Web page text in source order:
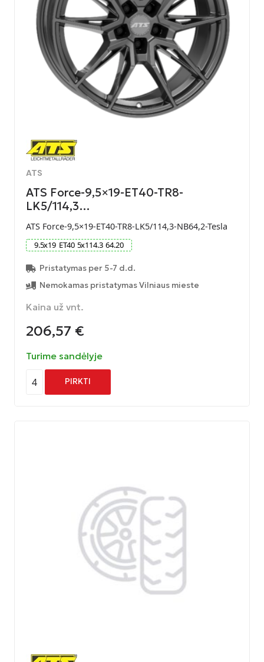
ATS
ATS Force-9,5×19-ET40-TR8-
LK5/114,3…
ATS Force-9,5×19-ET40-TR8-LK5/114,3-NB64,2-Tesla
9.5x19 ET40 5x114.3 64.20
Pristatymas per 5-7 d.d.
Nemokamas pristatymas Vilniaus mieste
Kaina už vnt.
206,57 €
Turime sandėlyje
4 PIRKTI